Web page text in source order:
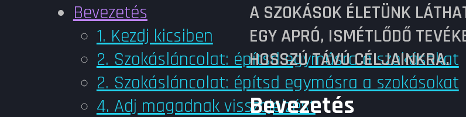
Bevezetés
1. Kezdj kicsiben
2. Szokásláncolat: építsd egymásra a szokásokat
2. Szokásláncolat: építsd egymásra a szokásokat
4. Adj magadnak visszajelzést
A SZOKÁSOK ÉLETÜNK
EGY APRÓ, ISMÉTLŐDŐ
HOSSZÚ TÁVÚ CÉLJAINKRA.
Bevezetés